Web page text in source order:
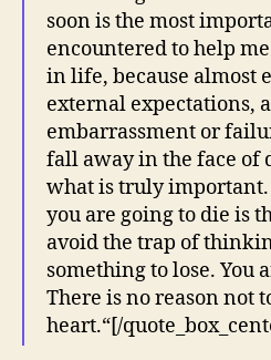
soon is the most
encountered to help
in life, because almost
external expectations,
embarrassment or
fall away in the face of
what is truly
you are going to die is
avoid the trap of
something to lose. You
There is no reason not
heart.“[/